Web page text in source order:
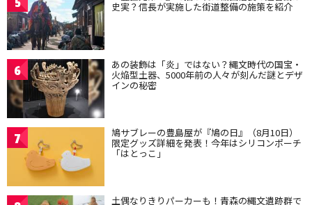
史実？信長が実施した街道整備の施策を紹介
6 あの装飾は「炎」ではない？縄文時代の国宝・
火焔型土器、5000年前の人々が刻んだ謎とデザ
インの秘密
7 鳩サブレーの豊島屋が『鳩の日』（8月10日）
限定グッズ詳細を発表！今年はシリコンポーチ
「はとっこ」
土偶なりきりパーカーも！青森の縄文遺跡群で